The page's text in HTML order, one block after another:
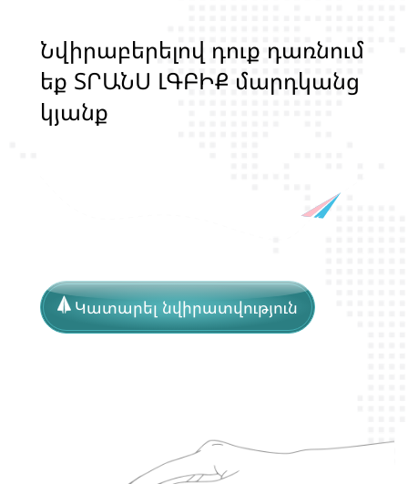
Նվիրաբերելով դոք դառնոմ
եք ՏՐԱՆՍ ԼԳԲԻՔ մարդկանց
կյանք
Կատարել նվիրատվություն